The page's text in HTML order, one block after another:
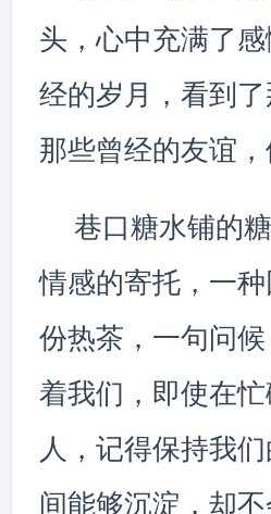
头，心中充满了
经的岁月，看到
那些曾经的友谊
巷口糖水铺的
情感的寄托，一
份热茶，一句问
着我们，即使在
人，记得保持我
间能够沉淀，却不